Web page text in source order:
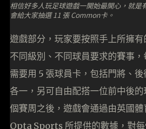
相信好多人玩足球遊戲一開始最開心，就是
會給大家抽選 11 張 Common卡。
遊戲部分，玩家要按照手上所擁
不同級別、不同球員要求的賽事，
需要用 5 張球員卡，包括門將、
各一，另可自由配搭一位前中後
個賽周之後，遊戲會通過由英國
Opta Sports 所提供的數據，對